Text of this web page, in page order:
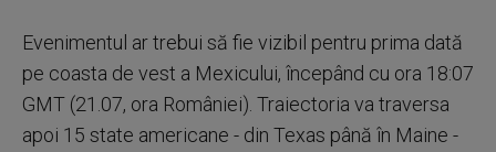
Evenimentul ar trebui să fie vizibil pentru prima dată
pe coasta de vest a Mexicului, începând cu ora 18:07
GMT (21.07, ora României). Traiectoria va traversa
apoi 15 state americane - din Texas până în Maine -